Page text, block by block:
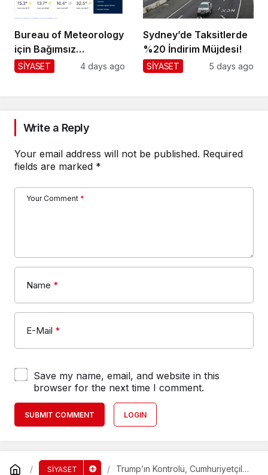
Bureau of Meteorology
için Bağımsız
Değerlendirme!
SİYASET 4 days ago
Sydney’de Taksitlerde
%20 İndirim Müjdesi!
SİYASET 5 days ago
Write a Reply
Your email address will not be published. Required
fields are marked *
Your Comment *
Name *
E-Mail *
Save my name, email, and website in this
browser for the next time I comment.
SUBMIT COMMENT LOGIN
SİYASET
Trump’ın Kontrolü, Cumhuriyetçiler